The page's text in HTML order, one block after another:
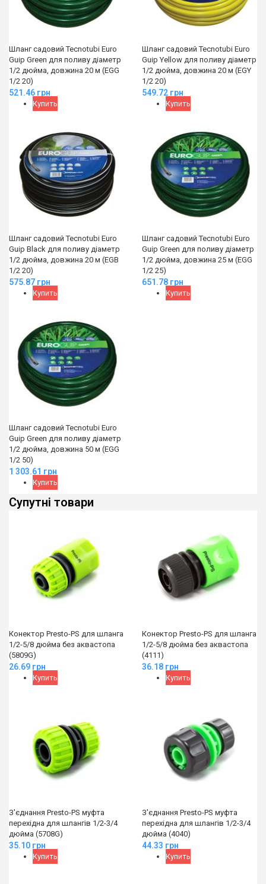
Шланг садовий Tecnotubi Euro
Guip Green для поливу діаметр
1/2 дюйма, довжина 20 м (EGG
1/2 20)
521.46 грн
Купить
Шланг садовий Tecnotubi Euro
Guip Yellow для поливу діаметр
1/2 дюйма, довжина 20 м (EGY
1/2 20)
549.72 грн
Купить
Шланг садовий Tecnotubi Euro
Guip Black для поливу діаметр
1/2 дюйма, довжина 20 м (EGB
1/2 20)
575.87 грн
Купить
Шланг садовий Tecnotubi Euro
Guip Green для поливу діаметр
1/2 дюйма, довжина 25 м (EGG
1/2 25)
651.78 грн
Купить
Шланг садовий Tecnotubi Euro
Guip Green для поливу діаметр
1/2 дюйма, довжина 50 м (EGG
1/2 50)
1 303.61 грн
Купить
Супутні товари
Конектор Presto-PS для шланга
1/2-5/8 дюйма без аквастопа
(5809G)
26.69 грн
Купить
Конектор Presto-PS для шланга
1/2-5/8 дюйма без аквастопа
(4111)
36.18 грн
Купить
З'єднання Presto-PS муфта
перехідна для шлангів 1/2-3/4
дюйма (5708G)
35.10 грн
Купить
З'єднання Presto-PS муфта
перехідна для шлангів 1/2-3/4
дюйма (4040)
44.33 грн
Купить